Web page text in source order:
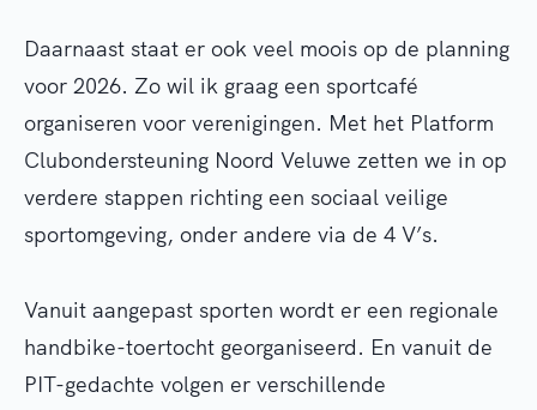
Daarnaast staat er ook veel moois op de planning
voor 2026. Zo wil ik graag een sportcafé
organiseren voor verenigingen. Met het Platform
Clubondersteuning Noord Veluwe zetten we in op
verdere stappen richting een sociaal veilige
sportomgeving, onder andere via de 4 V’s.
Vanuit aangepast sporten wordt er een regionale
handbike-toertocht georganiseerd. En vanuit de
PIT-gedachte volgen er verschillende